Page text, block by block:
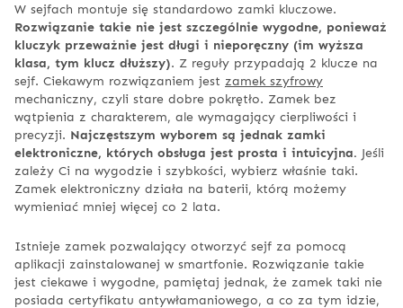
W sejfach montuje się standardowo zamki kluczowe.
Rozwiązanie takie nie jest szczególnie wygodne, ponieważ
kluczyk przeważnie jest długi i nieporęczny (im wyższa
klasa, tym klucz dłuższy). Z reguły przypadają 2 klucze na
sejf. Ciekawym rozwiązaniem jest zamek szyfrowy
mechaniczny, czyli stare dobre pokrętło. Zamek bez
wątpienia z charakterem, ale wymagający cierpliwości i
precyzji. Najczęstszym wyborem są jednak zamki
elektroniczne, których obsługa jest prosta i intuicyjna. Jeśli
zależy Ci na wygodzie i szybkości, wybierz właśnie taki.
Zamek elektroniczny działa na baterii, którą możemy
wymieniać mniej więcej co 2 lata.
Istnieje zamek pozwalający otworzyć sejf za pomocą
aplikacji zainstalowanej w smartfonie. Rozwiązanie takie
jest ciekawe i wygodne, pamiętaj jednak, że zamek taki nie
posiada certyfikatu antywłamaniowego, a co za tym idzie,